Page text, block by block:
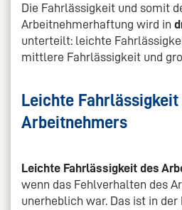
Die Fahrlässigkeit und somit
Arbeitnehmerhaftung wird in
unterteilt: leichte
mittlere Fahrlässigkeit und
Leichte Fahrlässigkeit
Arbeitnehmers
Leichte Fahrlässigkeit des
wenn das Fehlverhalten des
unerheblich war. Das ist in